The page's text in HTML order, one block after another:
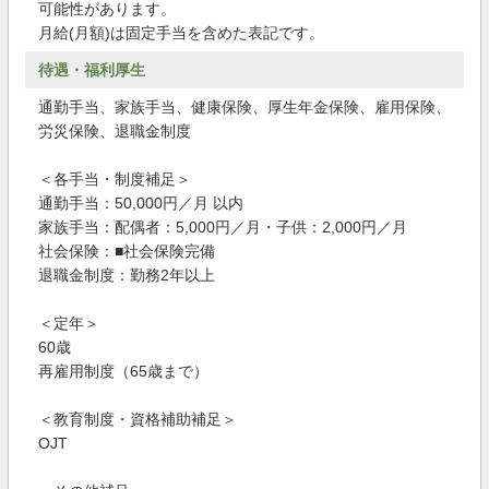
可能性があります。
月給(月額)は固定手当を含めた表記です。
待遇・福利厚生
通勤手当、家族手当、健康保険、厚生年金保険、雇用保険、
労災保険、退職金制度
＜各手当・制度補足＞
通勤手当：50,000円／月 以内
家族手当：配偶者：5,000円／月・子供：2,000円／月
社会保険：■社会保険完備
退職金制度：勤務2年以上
＜定年＞
60歳
再雇用制度（65歳まで）
＜教育制度・資格補助補足＞
OJT